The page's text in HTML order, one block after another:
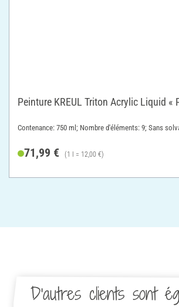
Peinture KREUL Triton Acrylic Liquid «
Contenance: 750 ml; Nombre d'éléments: 9; Sans
71,99 € (1 l = 12,00 €)
D'autres clients sont